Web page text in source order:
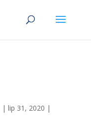
| lip 31, 2020 |